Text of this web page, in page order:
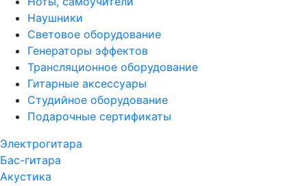
Наушники
Световое оборудование
Генераторы эффектов
Трансляционное оборудование
Гитарные аксессуары
Студийное оборудование
Подарочные сертификаты
Электрогитара
Бас-гитара
Акустика